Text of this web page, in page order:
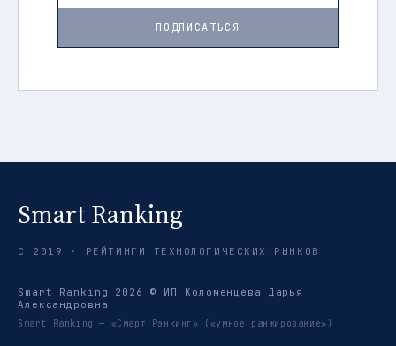
ПОДПИСАТЬСЯ
Smart Ranking
С 2019 · РЕЙТИНГИ ТЕХНОЛОГИЧЕСКИХ РЫНКОВ
Smart Ranking 2026 © ИП Коломенцева Дарья
Александровна
Smart Ranking — «Смарт Рэнкинг» («умное ранжирование»)